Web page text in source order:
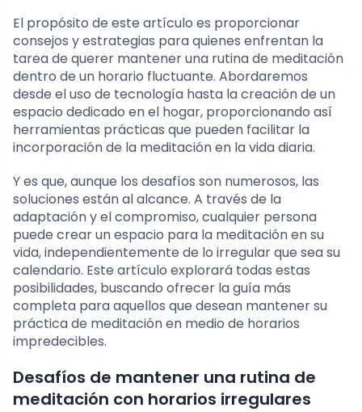
El propósito de este artículo es proporcionar
consejos y estrategias para quienes enfrentan la
tarea de querer mantener una rutina de meditación
dentro de un horario fluctuante. Abordaremos
desde el uso de tecnología hasta la creación de un
espacio dedicado en el hogar, proporcionando así
herramientas prácticas que pueden facilitar la
incorporación de la meditación en la vida diaria.
Y es que, aunque los desafíos son numerosos, las
soluciones están al alcance. A través de la
adaptación y el compromiso, cualquier persona
puede crear un espacio para la meditación en su
vida, independientemente de lo irregular que sea su
calendario. Este artículo explorará todas estas
posibilidades, buscando ofrecer la guía más
completa para aquellos que desean mantener su
práctica de meditación en medio de horarios
impredecibles.
Desafíos de mantener una rutina de
meditación con horarios irregulares